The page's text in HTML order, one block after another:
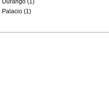
Durango (1)
Palacio (1)